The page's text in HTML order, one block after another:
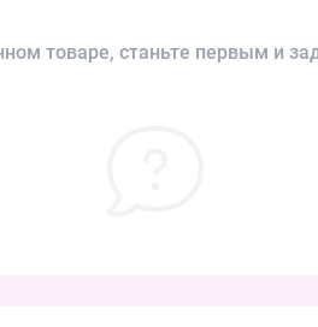
товаре, станьте первым и